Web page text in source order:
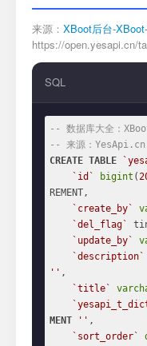
来源： XBoot后台-
https://open.yesapi.cn/
SQL
-- 数据库大全：
-- 来源：YesApi.cn
CREATE TABLE
`id`
bigint (
REMENT,
`create_by`
`del_flag`
`update_by`
`description`
'' ,
`title`
MENT
'' ,
`sort_order`